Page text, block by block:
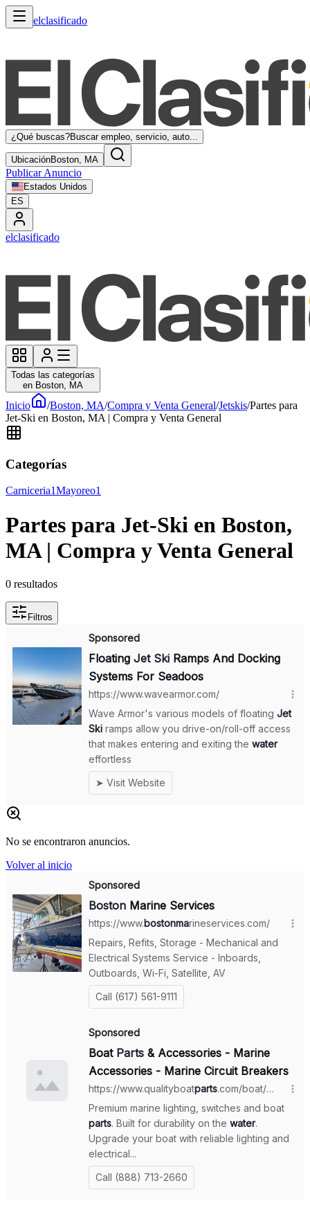
elclasificado
¿Qué buscas?Buscar empleo, servicio, auto...
UbicaciónBoston, MA
Publicar Anuncio
Estados Unidos
ES
elclasificado
Todas las categorías
en Boston, MA
Inicio /Boston, MA/Compra y Venta General/Jetskis/Partes para
Jet-Ski en Boston, MA | Compra y Venta General
Categorías
Carniceria1Mayoreo1
Partes para Jet-Ski en Boston,
MA | Compra y Venta General
0 resultados
Filtros
No se encontraron anuncios.
Volver al inicio